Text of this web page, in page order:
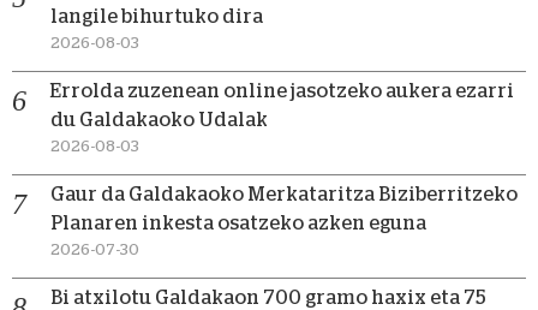
langile bihurtuko dira
2026-08-03
Errolda zuzenean online jasotzeko aukera ezarri
du Galdakaoko Udalak
2026-08-03
Gaur da Galdakaoko Merkataritza Biziberritzeko
Planaren inkesta osatzeko azken eguna
2026-07-30
Bi atxilotu Galdakaon 700 gramo haxix eta 75